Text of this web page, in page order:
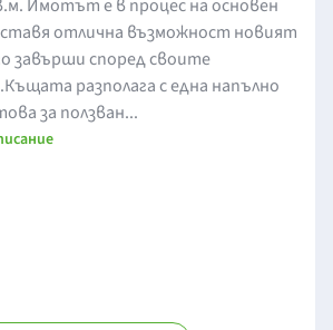
Имотът е в процес на основен
отлична възможност новият
завърши според своите
разполага с една напълно
за ползван...